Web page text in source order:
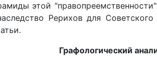
этой
Рерихов для
Графологический